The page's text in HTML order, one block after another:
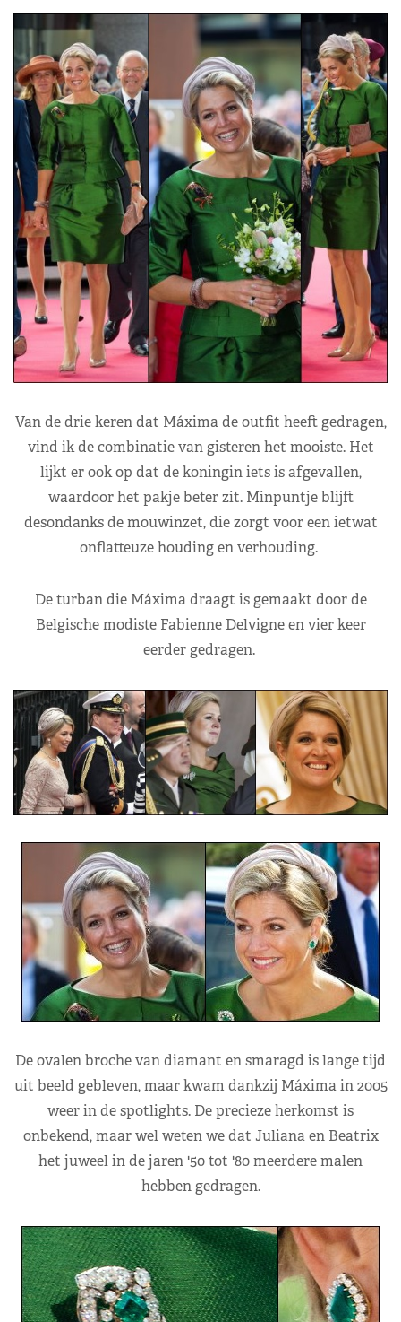
Van de drie keren dat Máxima de outfit heeft gedragen,
vind ik de combinatie van gisteren het mooiste. Het
lijkt er ook op dat de koningin iets is afgevallen,
waardoor het pakje beter zit. Minpuntje blijft
desondanks de mouwinzet, die zorgt voor een ietwat
onflatteuze houding en verhouding.
De turban die Máxima draagt is gemaakt door de
Belgische modiste Fabienne Delvigne en vier keer
eerder gedragen.
De ovalen broche van diamant en smaragd is lange tijd
uit beeld gebleven, maar kwam dankzij Máxima in 2005
weer in de spotlights. De precieze herkomst is
onbekend, maar wel weten we dat Juliana en Beatrix
het juweel in de jaren '50 tot '80 meerdere malen
hebben gedragen.